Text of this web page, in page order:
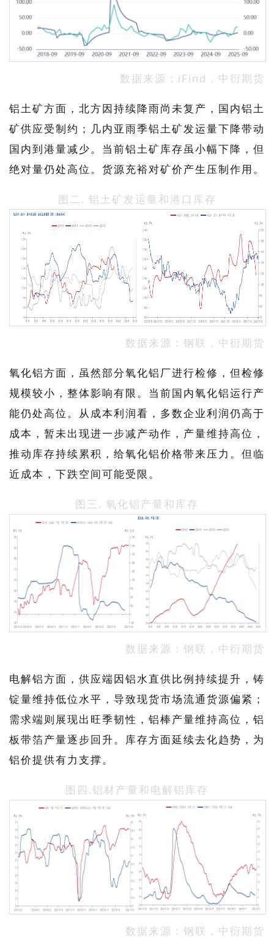
数据来源：iFind，中衍期货
铝土矿方面，北方因持续降雨尚未复产，国内铝土
矿供应受制约；几内亚雨季铝土矿发运量下降带动
国内到港量减少。当前铝土矿库存虽小幅下降，但
绝对量仍处高位。货源充裕对矿价产生压制作用。
图二. 铝土矿发运量和港口库存
数据来源：钢联，中衍期货
氧化铝方面，虽然部分氧化铝厂进行检修，但检修
规模较小，整体影响有限。当前国内氧化铝运行产
能仍处高位。从成本利润看，多数企业利润仍高于
成本，暂未出现进一步减产动作，产量维持高位，
推动库存持续累积，给氧化铝价格带来压力。但临
近成本，下跌空间可能受限。
图三. 氧化铝产量和库存
数据来源：钢联，中衍期货
电解铝方面，供应端因铝水直供比例持续提升，铸
锭量维持低位水平，导致现货市场流通货源偏紧；
需求端则展现出旺季韧性，铝棒产量维持高位，铝
板带箔产量逐步回升。库存方面延续去化趋势，为
铝价提供有力支撑。
图四.铝材产量和电解铝库存
数据来源：钢联，中衍期货